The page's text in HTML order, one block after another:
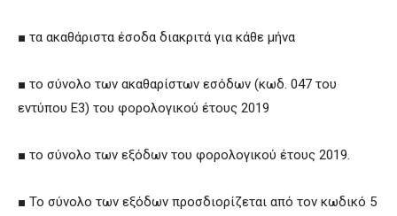
■ τα ακαθάριστα έσοδα διακριτά για κάθε μήνα
■ το σύνολο των ακαθαρίστων εσόδων (κωδ. 047 του
εντύπου Ε3) του φορολογικού έτους 2019
■ το σύνολο των εξόδων του φορολογικού έτους 2019.
■ Το σύνολο των εξόδων προσδιορίζεται από τον κωδικό 5